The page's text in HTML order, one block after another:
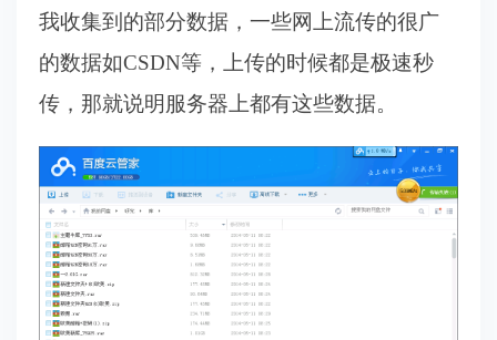
我收集到的部分数据，一些网上流传的很广
的数据如CSDN等，上传的时候都是极速秒
传，那就说明服务器上都有这些数据。